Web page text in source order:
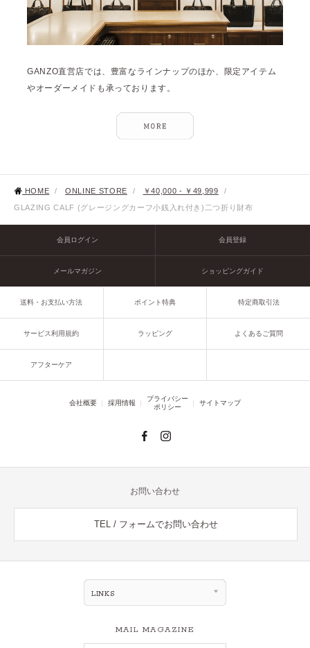
GANZO直営店では、豊富なラインナップのほか、限定アイテム
やオーダーメイドも承っております。
HOME / ONLINE STORE / ￥40,000 - ￥49,999
/
GLAZING CALF (グレージングカーフ小銭入れ付き)二つ折り財布
会員ログイン 会員登録
メールマガジン ショッピングガイド
送料・お支払い方法 ポイント特典 特定商取引法
サービス利用規約 ラッピング よくあるご質問
アフターケア
会社概要 採用情報
プライバシー
ポリシー
サイトマップ
お問い合わせ
TEL / フォームでお問い合わせ
LINKS
MAIL MAGAZINE